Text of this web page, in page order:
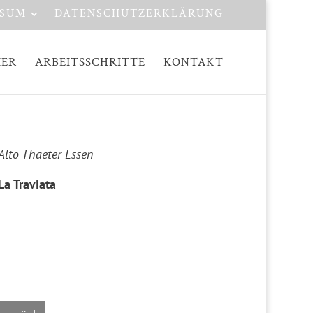
DATENSCHUTZERKLÄRUNG
ARBEITSSCHRITTE KONTAKT
Thaeter Essen
Traviata